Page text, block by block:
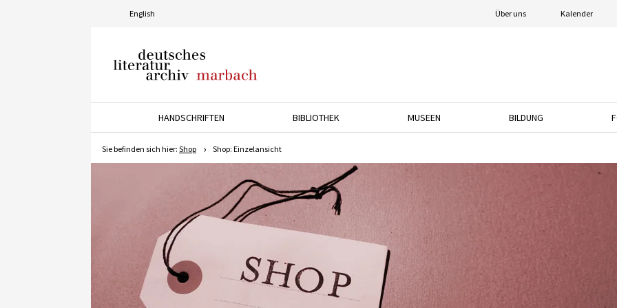
English Über uns Kalender
Marbach
HANDSCHRIFTEN
BIBLIOTHEK
MUSEEN
BILDUNG
Sie befinden sich hier: Shop Shop: Einzelansicht